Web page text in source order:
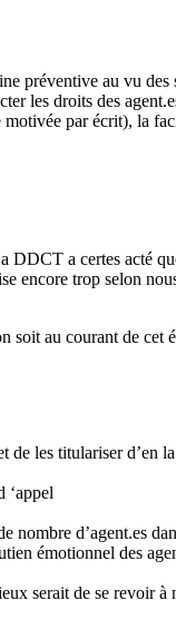
préventive au vu des
les droits des
par écrit), la
a certes acté
encore trop selon
au courant de cet
de les titulariser d’en
‘appel
nombre d’agent.es
émotionnel des
serait de se revoir